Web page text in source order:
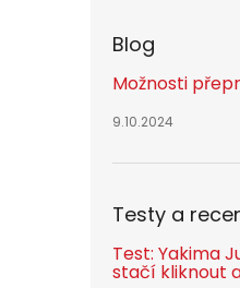
Blog
Možnosti
9.10.2024
Testy a
Test: Yakima
stačí kliknout